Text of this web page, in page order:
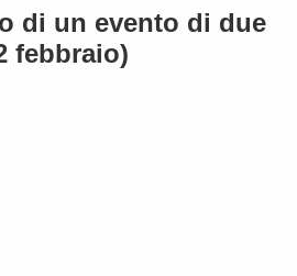
di un evento di due
febbraio)